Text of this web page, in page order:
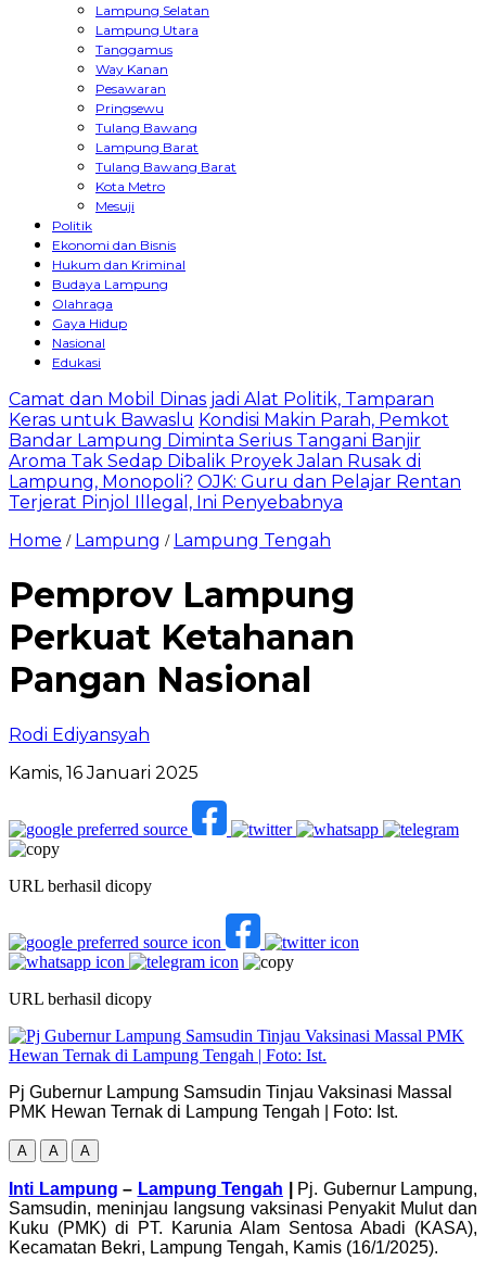
Lampung Selatan
Lampung Utara
Tanggamus
Way Kanan
Pesawaran
Pringsewu
Tulang Bawang
Lampung Barat
Tulang Bawang Barat
Kota Metro
Mesuji
Politik
Ekonomi dan Bisnis
Hukum dan Kriminal
Budaya Lampung
Olahraga
Gaya Hidup
Nasional
Edukasi
Camat dan Mobil Dinas jadi Alat Politik, Tamparan
Keras untuk Bawaslu Kondisi Makin Parah, Pemkot
Bandar Lampung Diminta Serius Tangani Banjir
Aroma Tak Sedap Dibalik Proyek Jalan Rusak di
Lampung, Monopoli? OJK: Guru dan Pelajar Rentan
Terjerat Pinjol Illegal, Ini Penyebabnya
Home / Lampung / Lampung Tengah
Pemprov Lampung
Perkuat Ketahanan
Pangan Nasional
Rodi Ediyansyah
Kamis, 16 Januari 2025
URL berhasil dicopy
URL berhasil dicopy
Pj Gubernur Lampung Samsudin Tinjau Vaksinasi Massal
PMK Hewan Ternak di Lampung Tengah | Foto: Ist.
A A A
Inti Lampung – Lampung Tengah
Pj. Gubernur Lampung,
Samsudin, meninjau langsung vaksinasi Penyakit Mulut dan
Kuku (PMK) di PT. Karunia Alam Sentosa Abadi (KASA),
Kecamatan Bekri, Lampung Tengah, Kamis (16/1/2025).